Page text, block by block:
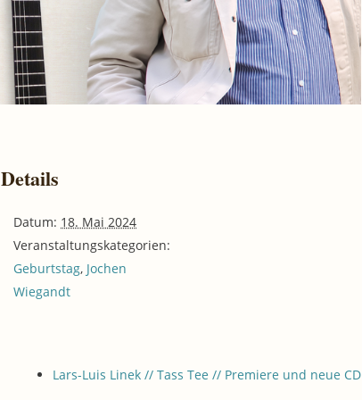
Details
Datum: 18. Mai 2024
Veranstaltungskategorien:
Geburtstag, Jochen
Wiegandt
Lars-Luis Linek // Tass Tee // Premiere und neue CD